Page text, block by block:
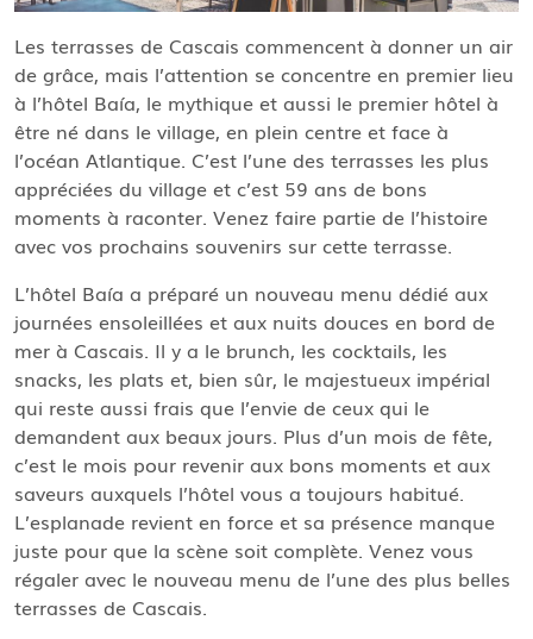
Les terrasses de Cascais commencent à donner un air
de grâce, mais l’attention se concentre en premier lieu
à l’hôtel Baía, le mythique et aussi le premier hôtel à
être né dans le village, en plein centre et face à
l’océan Atlantique. C’est l’une des terrasses les plus
appréciées du village et c’est 59 ans de bons
moments à raconter. Venez faire partie de l’histoire
avec vos prochains souvenirs sur cette terrasse.
L’hôtel Baía a préparé un nouveau menu dédié aux
journées ensoleillées et aux nuits douces en bord de
mer à Cascais. Il y a le brunch, les cocktails, les
snacks, les plats et, bien sûr, le majestueux impérial
qui reste aussi frais que l’envie de ceux qui le
demandent aux beaux jours. Plus d’un mois de fête,
c’est le mois pour revenir aux bons moments et aux
saveurs auxquels l’hôtel vous a toujours habitué.
L’esplanade revient en force et sa présence manque
juste pour que la scène soit complète. Venez vous
régaler avec le nouveau menu de l’une des plus belles
terrasses de Cascais.